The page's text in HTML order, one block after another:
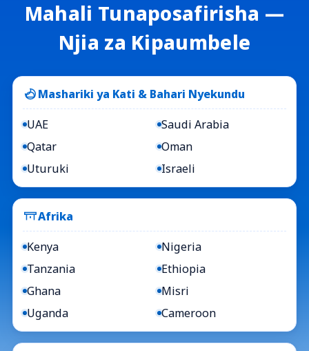
Mahali Tunaposafirisha —
Njia za Kipaumbele
Mashariki ya Kati & Bahari Nyekundu
UAE
Saudi Arabia
Qatar
Oman
Uturuki
Israeli
Afrika
Kenya
Nigeria
Tanzania
Ethiopia
Ghana
Misri
Uganda
Cameroon